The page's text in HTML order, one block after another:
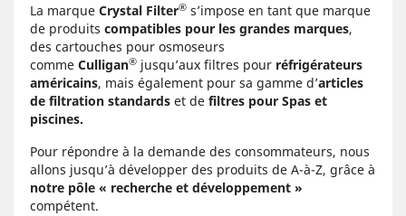
La marque Crystal Filter® s’impose en tant que marque
de produits compatibles pour les grandes marques,
des cartouches pour osmoseurs
comme Culligan® jusqu’aux filtres pour réfrigérateurs
américains, mais également pour sa gamme d’articles
de filtration standards et de filtres pour Spas et
piscines.
Pour répondre à la demande des consommateurs, nous
allons jusqu’à développer des produits de A-à-Z, grâce à
notre pôle « recherche et développement »
compétent.